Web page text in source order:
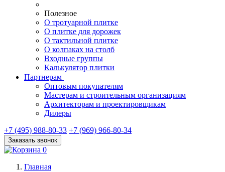
Полезное
О тротуарной плитке
О плитке для дорожек
О тактильной плитке
О колпаках на столб
Входные группы
Калькулятор плитки
Партнерам
Оптовым покупателям
Мастерам и строительным организациям
Архитекторам и проектировщикам
Дилеры
+7 (495) 988-80-33 +7 (969) 966-80-34
Заказать звонок
0
Главная